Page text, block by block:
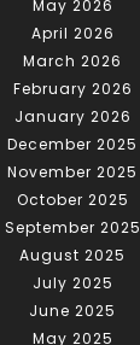
May 2026
April 2026
March 2026
February 2026
January 2026
December 2025
November 2025
October 2025
September 2025
August 2025
July 2025
June 2025
May 2025